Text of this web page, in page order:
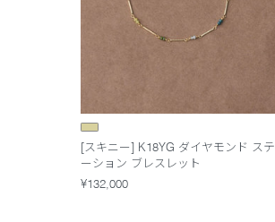
[スキニー] K18YG ダイヤモンド ステ
ーション ブレスレット
¥132,000